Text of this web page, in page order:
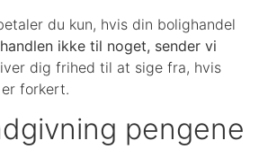
du kun, hvis din bolighandel
ikke til noget, sender vi
dig frihed til at sige fra, hvis
forkert.
pengene